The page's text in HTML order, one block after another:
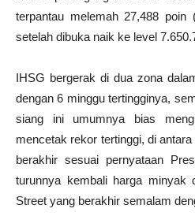
terpantau melemah 27,488 poin
setelah dibuka naik ke level
IHSG bergerak di dua zona
dengan 6 minggu tertingginya,
siang ini umumnya bias
mencetak rekor tertinggi, di
berakhir sesuai pernyataan
turunnya kembali harga minyak
Street yang berakhir semalam